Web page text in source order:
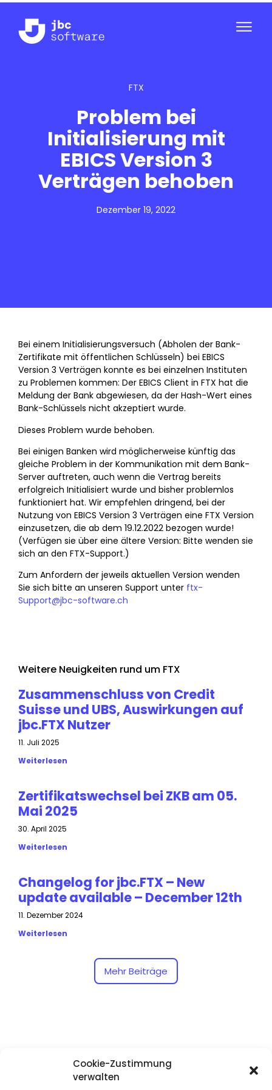
Cookie-Zustimmung
verwalten
FTX
Problem bei
Initialisierung mit
EBICS Version 3
Verträgen behoben
Dezember 19, 2022
Bei einem Initialisierungsversuch (Abholen der Bank-
Zertifikate mit öffentlichen Schlüsseln) bei EBICS
Version 3 Verträgen konnte es bei einzelnen Instituten
zu Problemen kommen: Der EBICS Client in FTX hat die
Meldung der Bank abgewiesen, da der Hash-Wert eines
Bank-Schlüssels nicht akzeptiert wurde.
Dieses Problem wurde behoben.
Bei einigen Banken wird möglicherweise künftig das
gleiche Problem in der Kommunikation mit dem Bank-
Server auftreten, auch wenn die Vertrag bereits
erfolgreich Initialisiert wurde und bisher problemlos
funktioniert hat. Wir empfehlen dringend, bei der
Nutzung von EBICS Version 3 Verträgen eine FTX Version
einzusetzen, die ab dem 19.12.2022 bezogen wurde!
(Verfügen sie über eine ältere Version: Bitte wenden sie
sich an den FTX-Support.)
Zum Anfordern der jeweils aktuellen Version wenden
Sie sich bitte an unseren Support unter ftx-
Support@jbc-software.ch
Weitere Neuigkeiten rund um FTX
Zusammenschluss von Credit
Suisse und UBS, Auswirkungen auf
jbc.FTX Nutzer
11. Juli 2025
Weiterlesen
Zertifikatswechsel bei ZKB am 05.
Mai 2025
30. April 2025
Weiterlesen
Changelog for jbc.FTX – New
update available – December 12th
11. Dezember 2024
Weiterlesen
Mehr Beiträge